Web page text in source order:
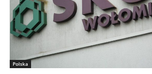
Polska